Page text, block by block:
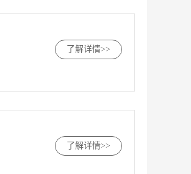
了解详情>>
了解详情>>